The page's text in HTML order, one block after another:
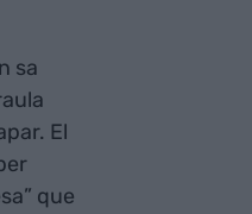
sa
El
que